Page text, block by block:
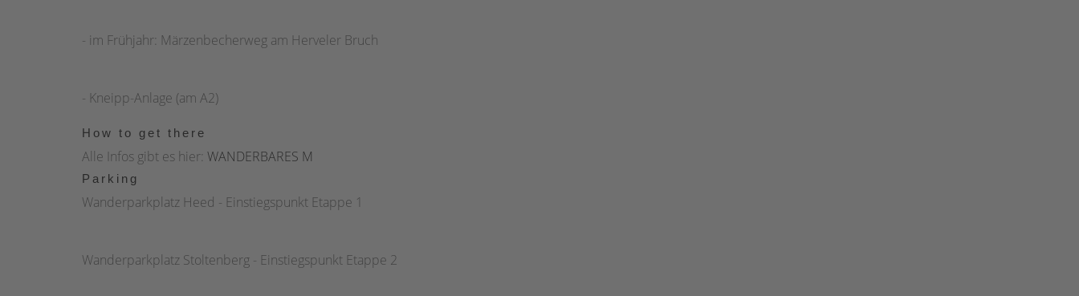
- im Frühjahr: Märzenbecherweg am Herveler Bruch
- Kneipp-Anlage (am A2)
How to get there
Alle Infos gibt es hier: WANDERBARES M
Parking
Wanderparkplatz Heed - Einstiegspunkt Etappe 1
Wanderparkplatz Stoltenberg - Einstiegspunkt Etappe 2